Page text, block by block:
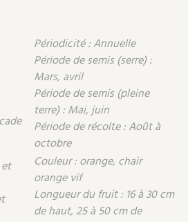
Périodicité : Annuelle
Période de semis (serre) :
Mars, avril
Période de semis (pleine
terre) : Mai, juin
Période de récolte : Août à
octobre
Couleur : orange, chair
orange vif
Longueur du fruit : 16 à 30 cm
de haut, 25 à 50 cm de